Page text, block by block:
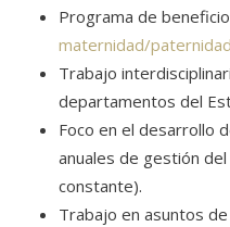
Programa de
maternidad/paternidad
Trabajo
departamentos del
Foco en el desarrollo
anuales de gestión
constante).
Trabajo en asuntos